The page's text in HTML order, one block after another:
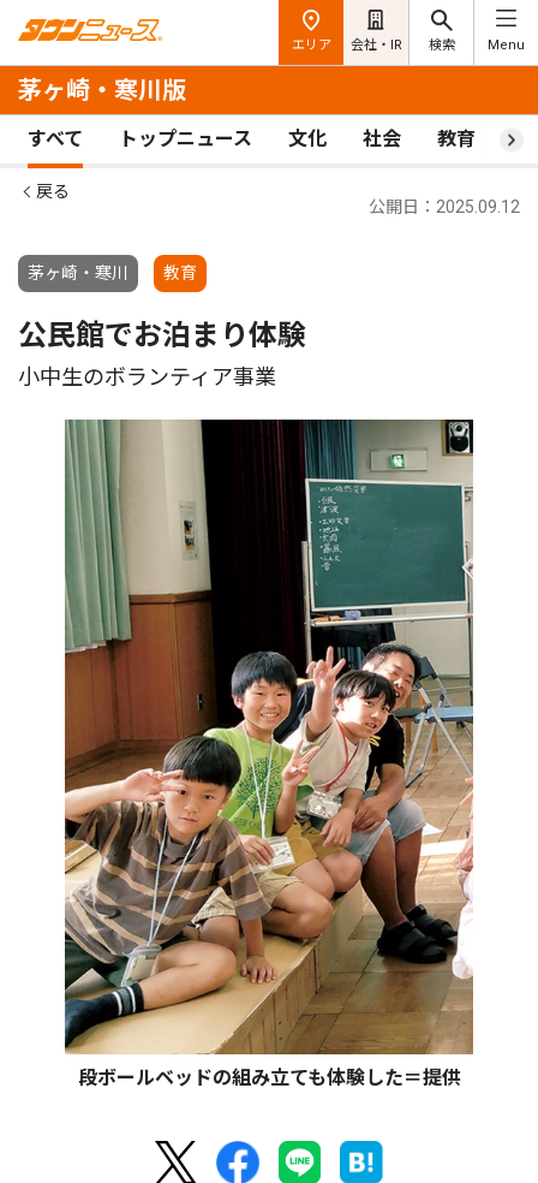
エリア 会社・IR 検索 Menu
茅ヶ崎・寒川版
すべて トップニュース 文化 社会 教育 ス
戻る
茅ヶ崎・寒川 教育
公開日：2025.09.12
公民館でお泊まり体験
小中生のボランティア事業
段ボールベッドの組み立ても体験した＝提供